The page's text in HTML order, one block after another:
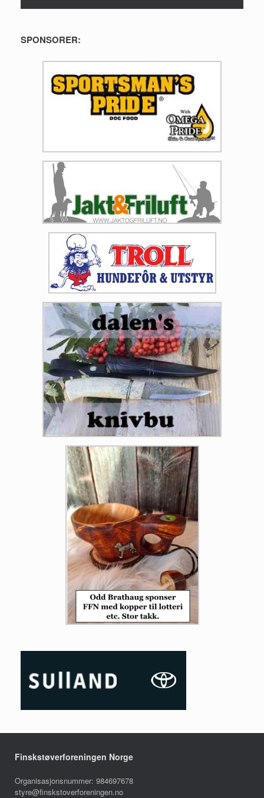
SPONSORER:
Finskstøverforeningen Norge
Organisasjonsnummer: 984697678
styre@finskstoverforeningen.no